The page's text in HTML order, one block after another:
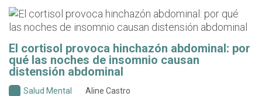
El cortisol provoca hinchazón abdominal: por
qué las noches de insomnio causan
distensión abdominal
Salud Mental Aline Castro